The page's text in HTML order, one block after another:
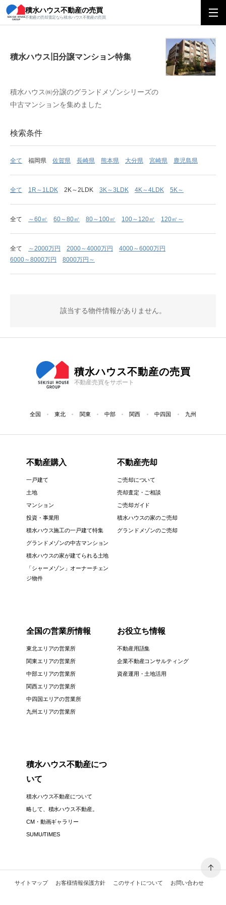
積水ハウス不動産の売買
不動産の売却査定なら積水ハウス不動産の売買
積水ハウス旧分譲マンション特集
積水ハウス旧分譲マンション特集
積水ハウス㈱分譲のグランドメゾンシリーズの
中古マンションを集めました
検索条件
全て 福岡県 佐賀県 長崎県 熊本県 大分県 宮崎県 鹿児島県
全て 1R～1LDK 2K～2LDK 3K～3LDK 4K～4LDK 5K～
全て ～60㎡ 60～80㎡ 80～100㎡ 100～120㎡ 120㎡～
全て ～2000万円 2000～4000万円
4000～6000万円
6000～8000万円
8000万円～
該当する物件情報がありません。
積水ハウス不動産の売買
不動産売買をサポート
全国 東北 関東 中部 関西 中四国 九州
不動産購入
一戸建て
土地
マンション
投資・事業用
積水ハウス施工の一戸建て特集
グランドメゾンの中古マンション
積水ハウスの家が建てられる土地
「シャーメゾン」オーナーチェン
ジ物件
不動産売却
ご売却について
売却査定・ご相談
ご売却ガイド
積水ハウスの家のご売却
グランドメゾンのご売却
全国の営業所情報
東北エリアの営業所
関東エリアの営業所
中部エリアの営業所
関西エリアの営業所
中四国エリアの営業所
九州エリアの営業所
お役立ち情報
不動産用語集
企業不動産コンサルティング
資産運用・土地活用
積水ハウス不動産につ
いて
積水ハウス不動産について
略して、積水ハウス不動産。
CM・動画ギャラリー
SUMU/TIMES
サイトマップ お客様情報保護方針 このサイトについて お問い合わせ